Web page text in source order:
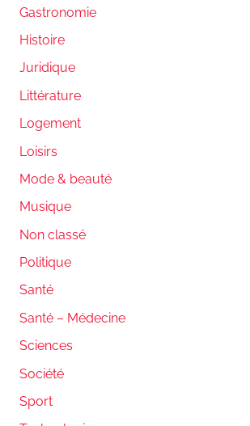
Gastronomie
Histoire
Juridique
Littérature
Logement
Loisirs
Mode & beauté
Musique
Non classé
Politique
Santé
Santé – Médecine
Sciences
Société
Sport